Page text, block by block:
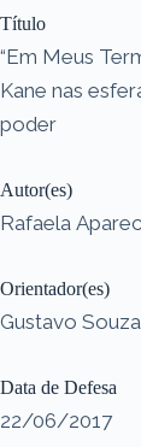
Título
“Em Meus
Kane nas
poder
Autor(es)
Rafaela
Orientador(es)
Gustavo
Data de Defesa
22/06/2017